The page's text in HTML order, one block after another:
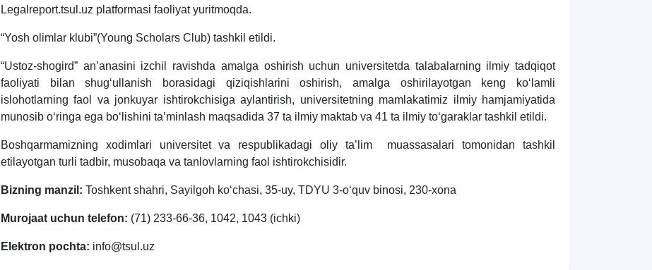
Legalreport.tsul.uz platformasi faoliyat yuritmoqda.
“Yosh olimlar klubi”(Young Scholars Club) tashkil etildi.
“Ustoz-shogird” an’anasini izchil ravishda amalga oshirish uchun universitetda talabalarning ilmiy tadqiqot
faoliyati bilan shug‘ullanish borasidagi qiziqishlarini oshirish, amalga oshirilayotgan keng ko‘lamli
islohotlarning faol va jonkuyar ishtirokchisiga aylantirish, universitetning mamlakatimiz ilmiy hamjamiyatida
munosib o‘ringa ega bo‘lishini ta’minlash maqsadida 37 ta ilmiy maktab va 41 ta ilmiy to‘garaklar tashkil etildi.
Boshqarmamizning xodimlari universitet va respublikadagi oliy ta’lim muassasalari tomonidan tashkil
etilayotgan turli tadbir, musobaqa va tanlovlarning faol ishtirokchisidir.
Bizning manzil: Toshkent shahri, Sayilgoh ko‘chasi, 35-uy, TDYU 3-o‘quv binosi, 230-xona
Murojaat uchun telefon: (71) 233-66-36, 1042, 1043 (ichki)
Elektron pochta: info@tsul.uz
murojaatlari chatiga xush kelibsiz.